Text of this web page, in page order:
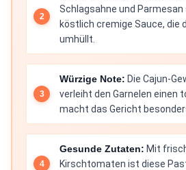
Schlagsahne und
köstlich cremige Sauce, die
umhüllt.
Würzige Note: Die Cajun-
verleiht den Garnelen einen
macht das Gericht
Gesunde Zutaten: Mit
Kirschtomaten ist diese